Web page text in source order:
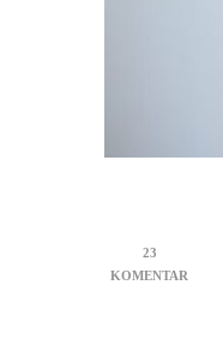
23
KOMENTAR